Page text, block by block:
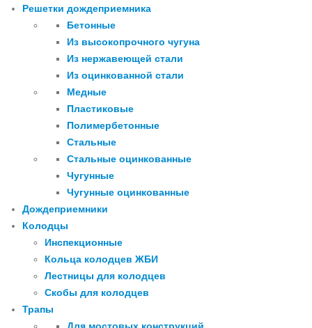
Решетки дождеприемника
Бетонные
Из высокопрочного чугуна
Из нержавеющей стали
Из оцинкованной стали
Медные
Пластиковые
Полимербетонные
Стальные
Стальные оцинкованные
Чугунные
Чугунные оцинкованные
Дождеприемники
Колодцы
Инспекционные
Кольца колодцев ЖБИ
Лестницы для колодцев
Скобы для колодцев
Трапы